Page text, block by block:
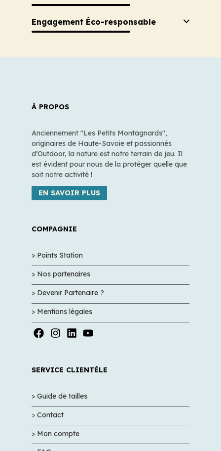
Engagement Éco-responsable
À PROPOS
Anciennement "Les Petits Montagnards",
originaires de Haute-Savoie et passionnés
d’Outdoor, la nature est notre terrain de jeu. Il
est évident pour nous de la protéger quelle que
soit notre activité !
EN SAVOIR PLUS
COMPAGNIE
> Points Station
> Nos partenaires
> Devenir Partenaire ?
> Mentions légales
SERVICE CLIENTÈLE
> Guide de tailles
> Contact
> Mon compte